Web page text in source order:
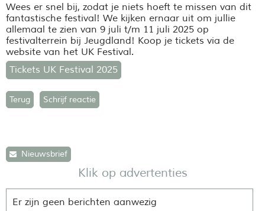
Wees er snel bij, zodat je niets hoeft te missen van dit
fantastische festival! We kijken ernaar uit om jullie
allemaal te zien van 9 juli t/m 11 juli 2025 op
festivalterrein bij Jeugdland! Koop je tickets via de
website van het UK Festival.
Tickets UK Festival 2025
Terug Schrijf reactie
Nieuwsbrief
Klik op advertenties
Er zijn geen berichten aanwezig